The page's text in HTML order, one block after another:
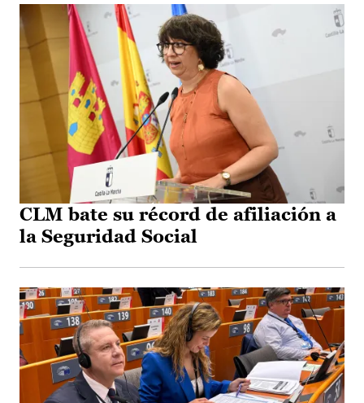
CLM bate su récord de afiliación a
la Seguridad Social